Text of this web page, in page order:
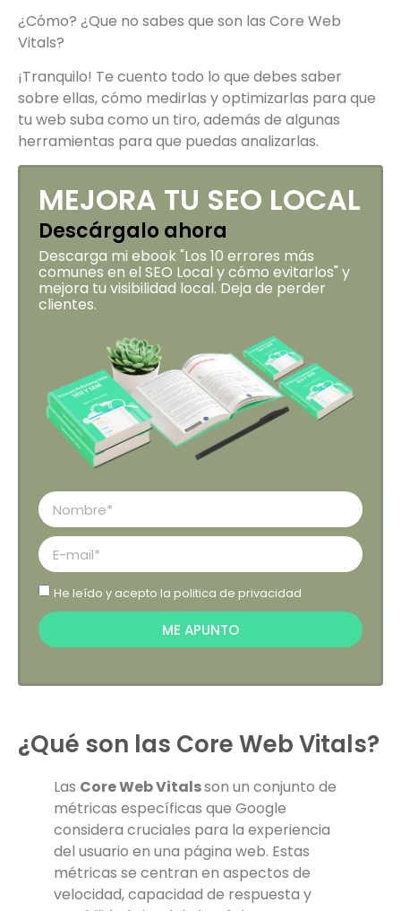
¿Cómo? ¿Que no sabes que son las Core Web
Vitals?
¡Tranquilo! Te cuento todo lo que debes saber
sobre ellas, cómo medirlas y optimizarlas para que
tu web suba como un tiro, además de algunas
herramientas para que puedas analizarlas.
MEJORA TU SEO LOCAL
Descárgalo ahora
Descarga mi ebook "Los 10 errores más
comunes en el SEO Local y cómo evitarlos" y
mejora tu visibilidad local. Deja de perder
clientes.
He leído y acepto la politica de privacidad
ME APUNTO
¿Qué son las Core Web Vitals?
Las Core Web Vitalsson un conjunto de
métricas específicas que Google
considera cruciales para la experiencia
del usuario en una página web. Estas
métricas se centran en aspectos de
velocidad, capacidad de respuesta y